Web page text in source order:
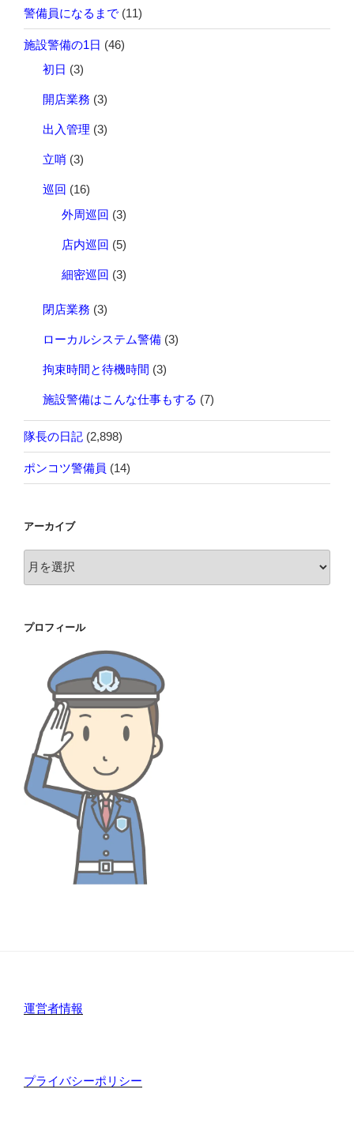
警備員になるまで (11)
施設警備の1日 (46)
初日 (3)
開店業務 (3)
出入管理 (3)
立哨 (3)
巡回 (16)
外周巡回 (3)
店内巡回 (5)
細密巡回 (3)
閉店業務 (3)
ローカルシステム警備 (3)
拘束時間と待機時間 (3)
施設警備はこんな仕事もする (7)
隊長の日記 (2,898)
ポンコツ警備員 (14)
アーカイブ
ー
ブ
プロフィール
運営者情報
プライバシーポリシー